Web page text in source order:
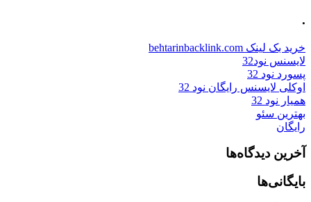
.
خرید بک لینک behtarinbacklink.com
لایسنس نود32
پسورد نود 32
اوکلی لایسنس رایگان نود 32
همیار نود 32
بهترین سئو
رایگان
آخرین دیدگاه‌ها
بایگانی‌ها